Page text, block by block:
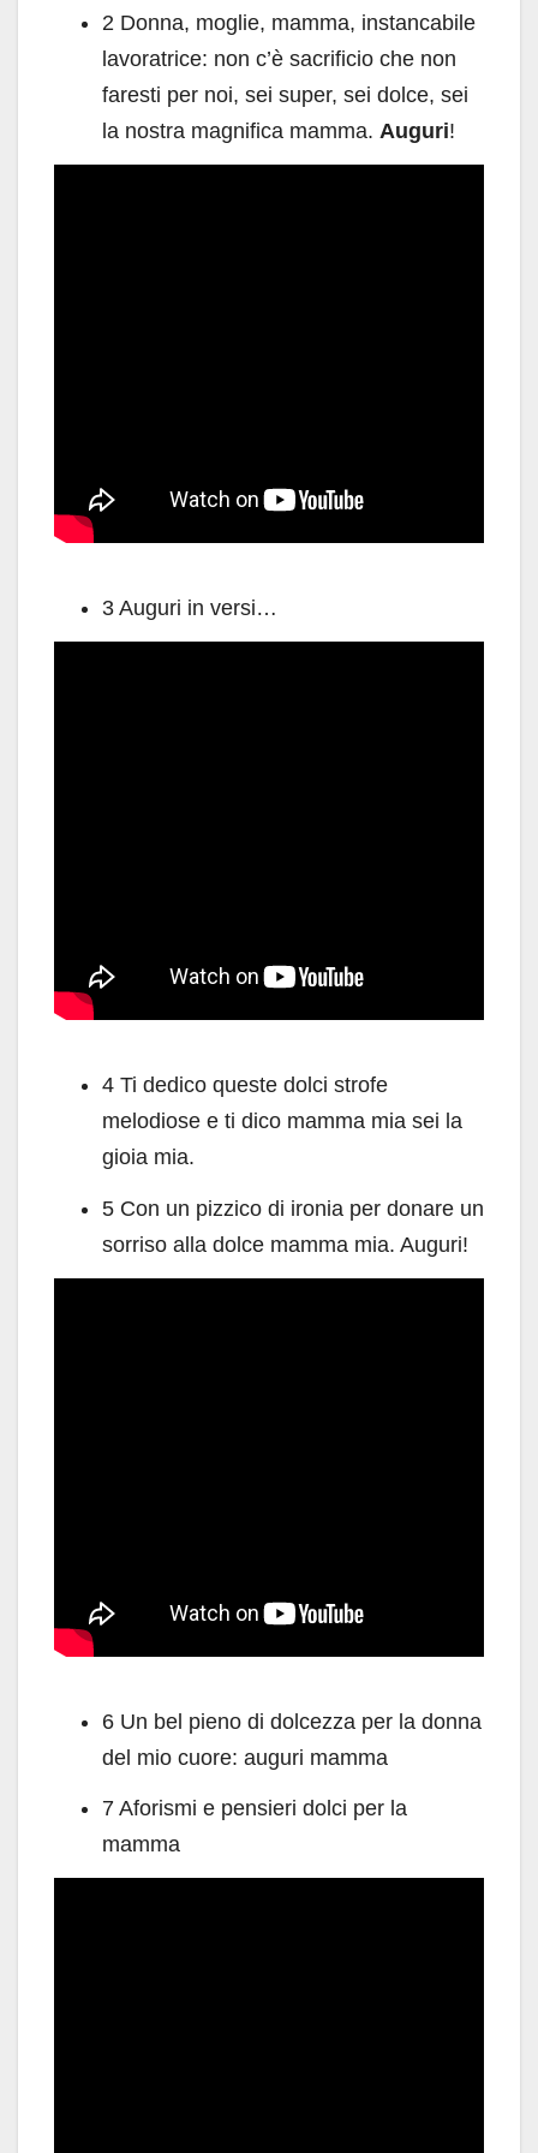
2 Donna, moglie, mamma, instancabile
lavoratrice: non c’è sacrificio che non
faresti per noi, sei super, sei dolce, sei
la nostra magnifica mamma. Auguri!
3 Auguri in versi…
4 Ti dedico queste dolci strofe
melodiose e ti dico mamma mia sei la
gioia mia.
5 Con un pizzico di ironia per donare un
sorriso alla dolce mamma mia. Auguri!
6 Un bel pieno di dolcezza per la donna
del mio cuore: auguri mamma
7 Aforismi e pensieri dolci per la
mamma